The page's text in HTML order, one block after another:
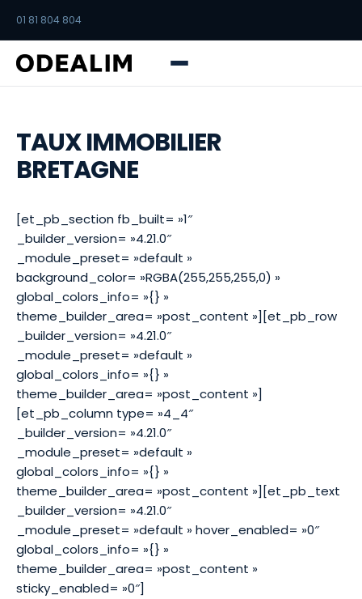
01 81 804 804
TAUX IMMOBILIER
BRETAGNE
[et_pb_section fb_built= »1″
_builder_version= »4.21.0″
_module_preset= »default »
background_color= »RGBA(255,255,255,0) »
global_colors_info= »{} »
theme_builder_area= »post_content »][et_pb_row
_builder_version= »4.21.0″
_module_preset= »default »
global_colors_info= »{} »
theme_builder_area= »post_content »]
[et_pb_column type= »4_4″
_builder_version= »4.21.0″
_module_preset= »default »
global_colors_info= »{} »
theme_builder_area= »post_content »][et_pb_text
_builder_version= »4.21.0″
_module_preset= »default » hover_enabled= »0″
global_colors_info= »{} »
theme_builder_area= »post_content »
sticky_enabled= »0″]